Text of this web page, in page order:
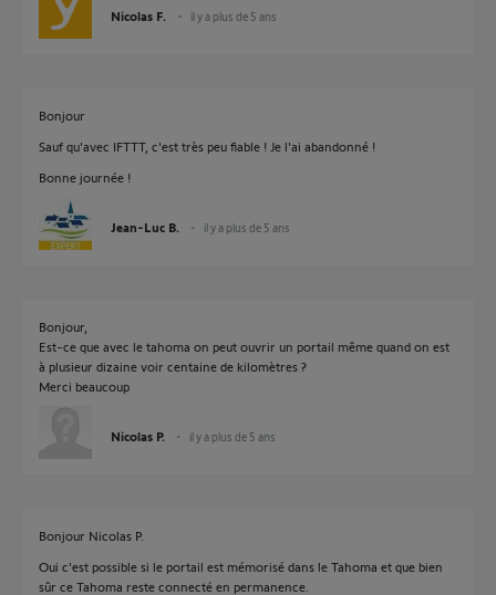
Nicolas F. il y a plus de 5 ans
Bonjour
Sauf qu'avec IFTTT, c'est très peu fiable ! Je l'ai abandonné !
Bonne journée !
Jean-Luc B. il y a plus de 5 ans
Bonjour,
Est-ce que avec le tahoma on peut ouvrir un portail même quand on est
à plusieur dizaine voir centaine de kilomètres ?
Merci beaucoup
Nicolas P. il y a plus de 5 ans
Bonjour Nicolas P.
Oui c'est possible si le portail est mémorisé dans le Tahoma et que bien
sûr ce Tahoma reste connecté en permanence.